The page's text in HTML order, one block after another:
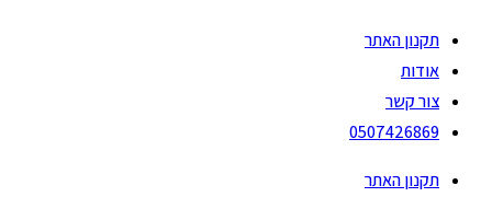
תקנון האתר
אודות
צור קשר
0507426869
תקנון האתר